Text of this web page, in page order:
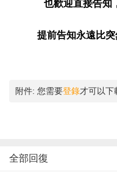
也歡迎直接告知
提前告知永遠比
附件: 您需要登錄才可以下
全部回復